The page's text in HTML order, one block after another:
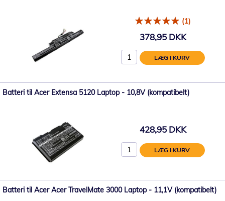
(1)
378,95 DKK
LÆG I KURV
Batteri til Acer Extensa 5120 Laptop - 10,8V (kompatibelt)
428,95 DKK
LÆG I KURV
Batteri til Acer Acer TravelMate 3000 Laptop - 11,1V (kompatibelt)